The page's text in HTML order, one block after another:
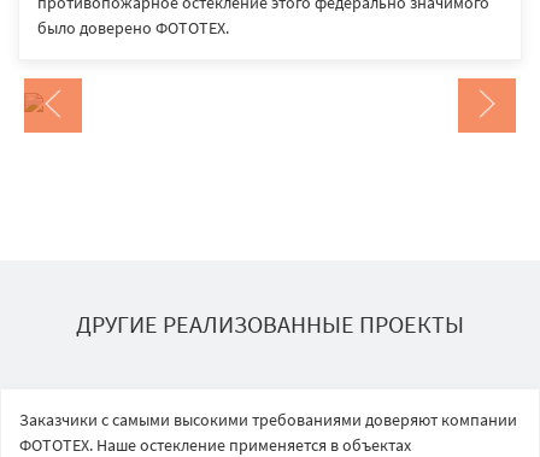
было доверено ФОТОТЕХ.
ДРУГИЕ РЕАЛИЗОВАННЫЕ ПРОЕКТЫ
Заказчики с самыми высокими требованиями доверяют компании
ФОТОТЕХ. Наше остекление применяется в объектах